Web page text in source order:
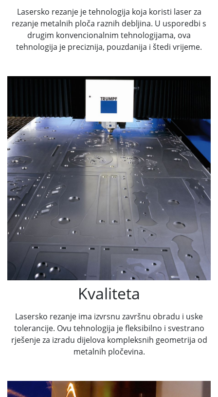
Lasersko rezanje je tehnologija koja koristi laser za
rezanje metalnih ploča raznih debljina. U usporedbi s
drugim konvencionalnim tehnologijama, ova
tehnologija je preciznija, pouzdanija i štedi vrijeme.
Kvaliteta
Lasersko rezanje ima izvrsnu završnu obradu i uske
tolerancije. Ovu tehnologija je fleksibilno i svestrano
rješenje za izradu dijelova kompleksnih geometrija od
metalnih pločevina.